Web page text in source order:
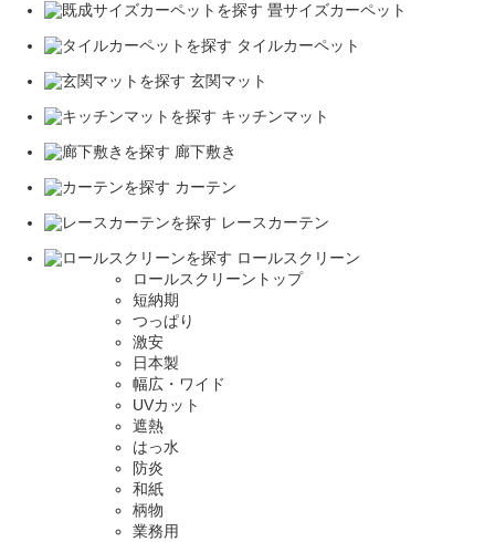
畳サイズカーペット
タイルカーペット
玄関マット
キッチンマット
廊下敷き
カーテン
レースカーテン
ロールスクリーン
ロールスクリーントップ
短納期
つっぱり
激安
日本製
幅広・ワイド
UVカット
遮熱
はっ水
防炎
和紙
柄物
業務用